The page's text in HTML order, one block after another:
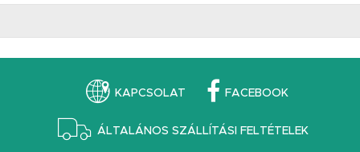
KAPCSOLAT FACEBOOK
ÁLTALÁNOS SZÁLLÍTÁSI FELTÉTELEK